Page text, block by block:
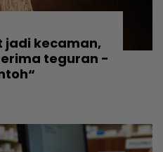
jadi kecaman,
teguran -